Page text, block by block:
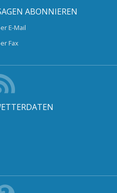
ABONNIEREN
E-Mail
Fax